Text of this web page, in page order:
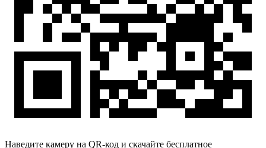
Наведите камеру на QR-код и скачайте бесплатное